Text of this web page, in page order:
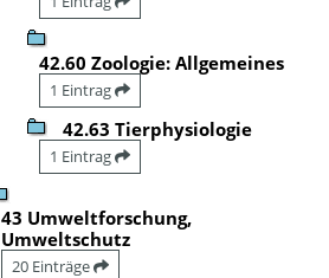
42.60 Zoologie: Allgemeines
1 Eintrag
42.63 Tierphysiologie
1 Eintrag
43 Umweltforschung,
Umweltschutz
20 Einträge